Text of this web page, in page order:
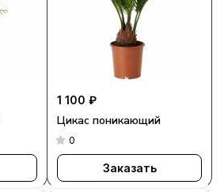
1 100 ₽
Цикас поникающий
0
Заказать